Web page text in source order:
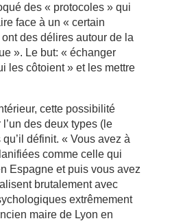
des « protocoles » qui
face à un « certain
des délires autour de la
». Le but: « échanger
les côtoient » et les mettre
cette possibilité
des deux types (le
définit. « Vous avez à
comme celle qui
Espagne et puis vous avez
brutalement avec
extrêmement
maire de Lyon en